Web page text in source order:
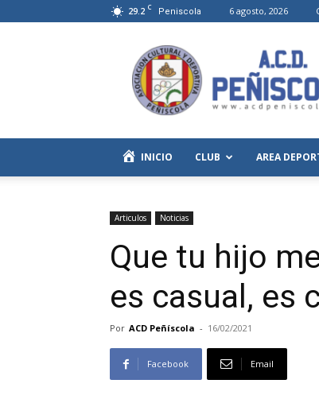
29.2 C Peniscola 6 agosto, 2026
Asociación
Cultural
y
Deportiva
Peñíscola
INICIO CLUB AREA
Articulos Noticias
Que tu hijo
es casual, es
Por ACD Peñíscola - 16/02/2021
Facebook Email